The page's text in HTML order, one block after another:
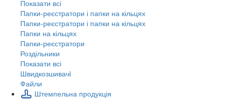
Показати всі
Папки-реєстратори і папки на кільцях
Папки-реєстратори і папки на кільцях
Папки на кільцях
Папки-реєстратори
Роздільники
Показати всі
Швидкозшивачi
Файли
Штемпельна продукція